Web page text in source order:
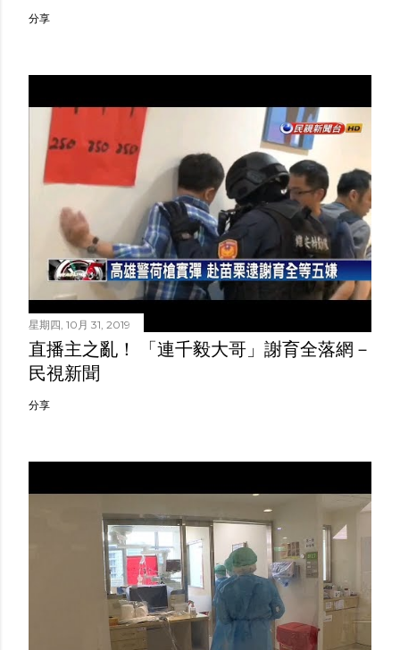
分享
星期四, 10月 31, 2019
直播主之亂！ 「連千毅大哥」謝育全落網－
民視新聞
分享